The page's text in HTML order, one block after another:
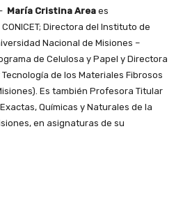
María Cristina Area es
Directora del Instituto de
Nacional de Misiones –
de Celulosa y Papel y Directora
de los Materiales Fibrosos
Es también Profesora Titular
Químicas y Naturales de la
en asignaturas de su